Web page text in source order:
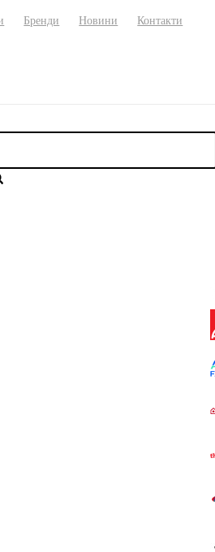
Бренди Новини Контакти